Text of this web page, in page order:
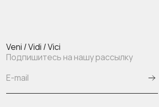
Veni / Vidi / Vici
Подпишитесь на нашу рассылку